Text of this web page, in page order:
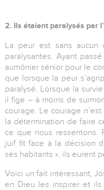
2. Ils étaient paralysés par
La peur est sans
paralysantes. Ayant
aumônier sénior pour le
que lorsque la peur
paralysé. Lorsque la
il fige – à moins de
courage. Le courage
la détermination de faire
ce que nous ressentons.
juif fit face à la décision
ses habitants », ils eurent
Voici un fait intéressant,
en Dieu les inspirer et